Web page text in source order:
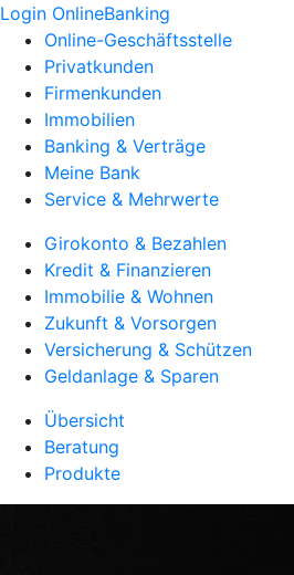
Login OnlineBanking
Online-Geschäftsstelle
Privatkunden
Firmenkunden
Immobilien
Banking & Verträge
Meine Bank
Service & Mehrwerte
Girokonto & Bezahlen
Kredit & Finanzieren
Immobilie & Wohnen
Zukunft & Vorsorgen
Versicherung & Schützen
Geldanlage & Sparen
Übersicht
Beratung
Produkte